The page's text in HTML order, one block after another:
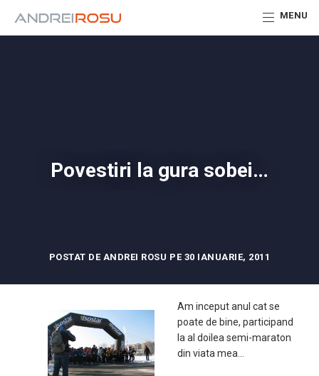
MENU
Povestiri la gura sobei…
POSTAT DE ANDREI ROSU PE 30 IANUARIE, 2011
Am inceput anul cat se
poate de bine, participand
la al doilea semi-maraton
din viata mea…